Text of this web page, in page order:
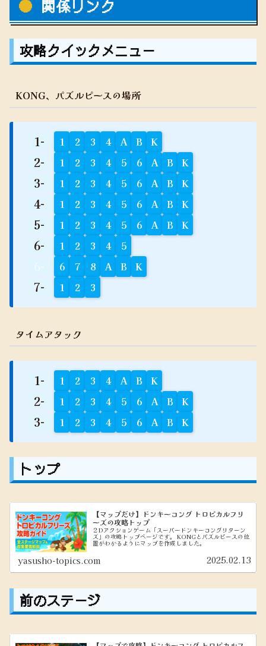
関係リンク
攻略クイックメニュー
KONG、パズルピースの場所
1- 1 2 3 4 A B K
2- 1 2 3 4 5 6 A B K
3- 1 2 3 4 5 6 A B K
4- 1 2 3 4 5 6 A B K
5- 1 2 3 4 5 6 A B K
6- 1 2 3 4 5
6 7 8 A B K
7- 1 2 3
タイムアタック
1- 1 2 3 4 A B K
2- 1 2 3 4 5 6 A B K
3- 1 2 3 4 5 6 A B K
トップ
【マップだけ】ドンキーコング トロピカルフリ
ーズの攻略トップ
２Dアクションゲーム「スーパードンキーコングリターン
ズ」の攻略トップページです。 KONGとパズルピースの位
置がわかるようにマップを作成しました。
yasusho-topics.com 2025.02.13
前のステージ